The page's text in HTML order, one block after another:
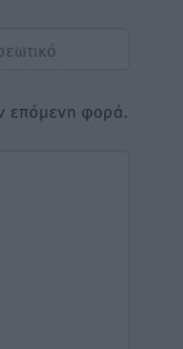
επόμενη φορά.